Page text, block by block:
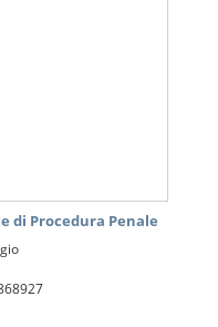
di Procedura Penale